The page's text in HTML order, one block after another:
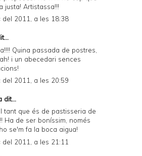
justa! Artistassa!!!
del 2011, a les 18:38
Quina passada de postres,
i un abecedari sences
del 2011, a les 20:59
dit...
tant que és de pastisseria de
Ha de ser boníssim, només
se'm fa la boca aigua!
del 2011, a les 21:11